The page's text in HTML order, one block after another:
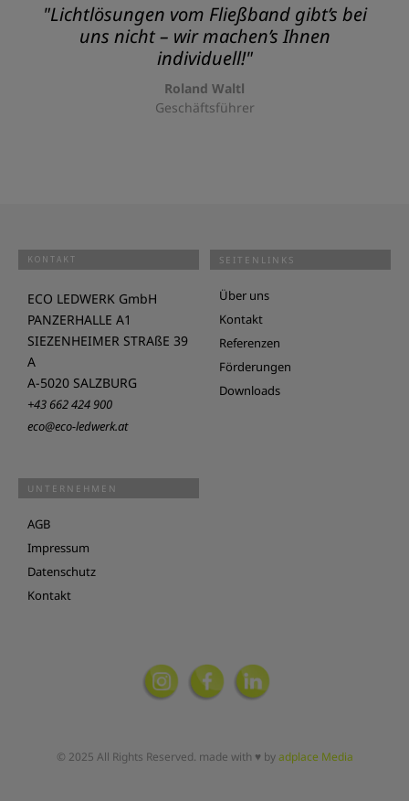
"Lichtlösungen vom Fließband gibt’s bei
uns nicht – wir machen’s Ihnen
individuell!"
Roland Waltl
Geschäftsführer
KONTAKT
ECO LEDWERK GmbH
PANZERHALLE A1
SIEZENHEIMER STRAßE 39
A
A-5020 SALZBURG
+43 662 424 900
eco@eco-ledwerk.at
SEITENLINKS
Über uns
Kontakt
Referenzen
Förderungen
Downloads
UNTERNEHMEN
AGB
Impressum
Datenschutz
Kontakt
© 2025 All Rights Reserved. made with ♥ byadplace Media